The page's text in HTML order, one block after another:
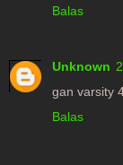
Balas
Unknown
gan varsity
Balas